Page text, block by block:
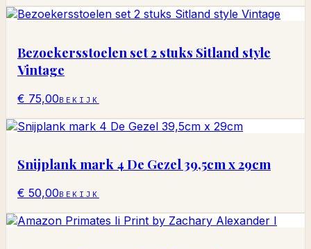
Bezoekersstoelen set 2 stuks Sitland style
Vintage
€ 75,00BEKIJK
Snijplank mark 4 De Gezel 39,5cm x 29cm
€ 50,00BEKIJK